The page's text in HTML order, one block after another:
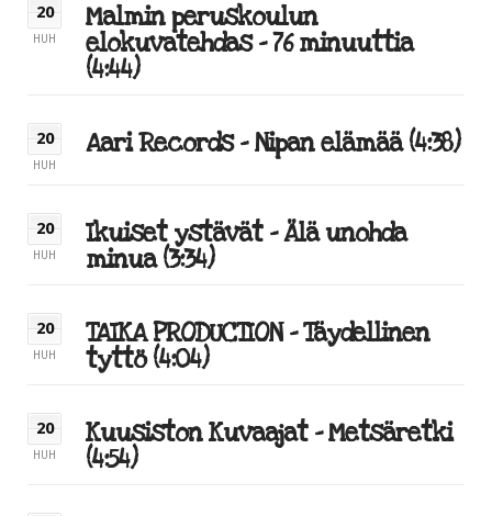
20
HUH
Malmin peruskoulun
elokuvatehdas – 76 minuuttia
(4:44)
20
HUH
Aari Records – Nipan elämää (4:38)
20
HUH
Ikuiset ystävät – Älä unohda
minua (3:34)
20
HUH
TAIKA PRODUCTION – Täydellinen
tyttö (4:04)
20
HUH
Kuusiston Kuvaajat – Metsäretki
(4:54)